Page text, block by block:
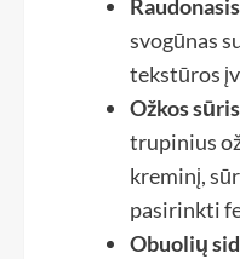
svogūnas
tekstūros
Ožkos sūris
trupinius
kreminį,
pasirinkti
Obuolių